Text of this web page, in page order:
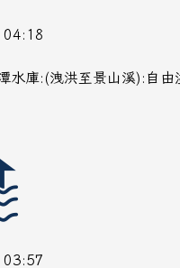
水庫:(洩洪至景山溪):自